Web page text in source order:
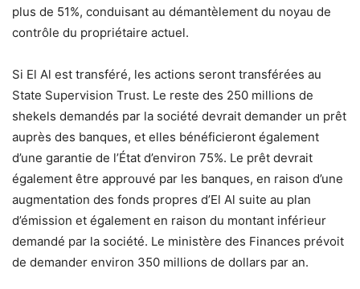
plus de 51%, conduisant au démantèlement du noyau de
contrôle du propriétaire actuel.
Si El Al est transféré, les actions seront transférées au
State Supervision Trust. Le reste des 250 millions de
shekels demandés par la société devrait demander un prêt
auprès des banques, et elles bénéficieront également
d’une garantie de l’État d’environ 75%. Le prêt devrait
également être approuvé par les banques, en raison d’une
augmentation des fonds propres d’El Al suite au plan
d’émission et également en raison du montant inférieur
demandé par la société. Le ministère des Finances prévoit
de demander environ 350 millions de dollars par an.